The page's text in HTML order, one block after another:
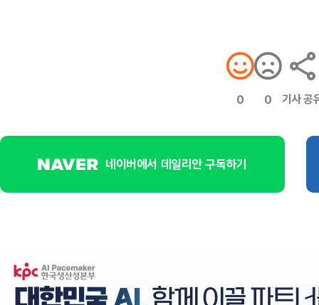
0 0 기사 공
네이버에서 데일리안 구독하기